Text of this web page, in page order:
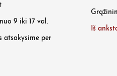
9 iki 17 val.
atsakysime per
Iš